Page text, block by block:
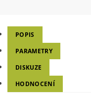
POPIS
PARAMETRY
DISKUZE
HODNOCENÍ